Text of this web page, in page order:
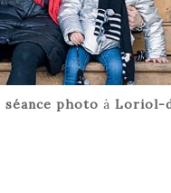
séance photo à Loriol-